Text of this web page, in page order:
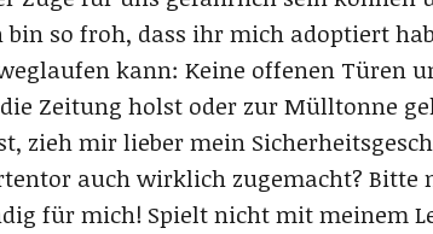
so froh, dass ihr mich adoptiert
kann: Keine offenen Türen
Zeitung holst oder zur Mülltonne
zieh mir lieber mein
auch wirklich zugemacht?
für mich! Spielt nicht mit meinem